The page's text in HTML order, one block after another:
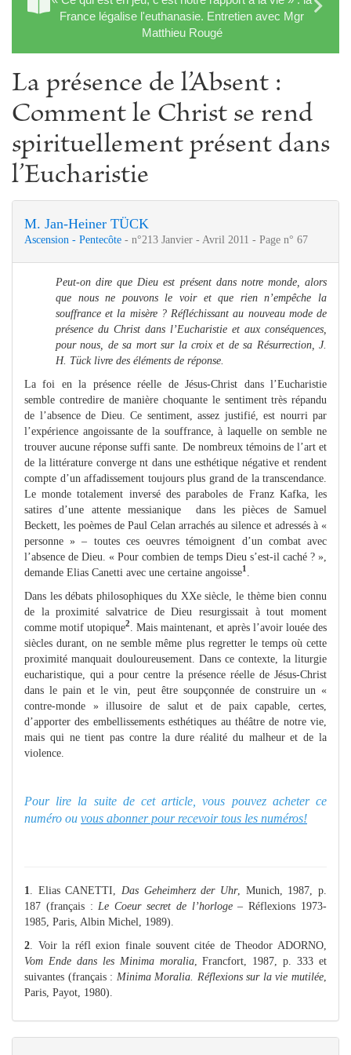
France légalise l'euthanasie. Entretien avec Mgr
Matthieu Rougé
La présence de l’Absent :
Comment le Christ se rend
spirituellement présent dans
l’Eucharistie
M. Jan-Heiner TÜCK
Ascension - Pentecôte - n°213 Janvier - Avril 2011 - Page n° 67
Peut-on dire que Dieu est présent dans notre monde, alors
que nous ne pouvons le voir et que rien n’empêche la
souffrance et la misère ? Réfléchissant au nouveau mode de
présence du Christ dans l’Eucharistie et aux conséquences,
pour nous, de sa mort sur la croix et de sa Résurrection, J.
H. Tück livre des éléments de réponse.
La foi en la présence réelle de Jésus-Christ dans l’Eucharistie
semble contredire de manière choquante le sentiment très répandu
de l’absence de Dieu. Ce sentiment, assez justifié, est nourri par
l’expérience angoissante de la souffrance, à laquelle on semble ne
trouver aucune réponse suffi sante. De nombreux témoins de l’art et
de la littérature converge nt dans une esthétique négative et rendent
compte d’un affadissement toujours plus grand de la transcendance.
Le monde totalement inversé des paraboles de Franz Kafka, les
satires d’une attente messianique dans les pièces de Samuel
Beckett, les poèmes de Paul Celan arrachés au silence et adressés à «
personne » – toutes ces oeuvres témoignent d’un combat avec
l’absence de Dieu. « Pour combien de temps Dieu s’est-il caché ? »,
demande Elias Canetti avec une certaine angoisse1
Dans les débats philosophiques du XXe siècle, le thème bien connu
de la proximité salvatrice de Dieu resurgissait à tout moment
comme motif utopique2
. Mais maintenant, et après l’avoir louée des
siècles durant, on ne semble même plus regretter le temps où cette
proximité manquait douloureusement. Dans ce contexte, la liturgie
eucharistique, qui a pour centre la présence réelle de Jésus-Christ
dans le pain et le vin, peut être soupçonnée de construire un «
contre-monde » illusoire de salut et de paix capable, certes,
d’apporter des embellissements esthétiques au théâtre de notre vie,
mais qui ne tient pas contre la dure réalité du malheur et de la
violence.
Pour lire la suite de cet article, vous pouvez acheter ce
numéro ou vous abonner pour recevoir tous les numéros!
1 . Elias CANETTI, Das Geheimherz der Uhr, Munich, 1987, p.
187 (français : Le Coeur secret de l’horloge– Réflexions 1973-
1985, Paris, Albin Michel, 1989).
2 . Voir la réfl exion finale souvent citée de Theodor ADORNO,
Vom Ende dans les Minima moralia, Francfort, 1987, p. 333 et
suivantes (français : Minima Moralia. Réflexions sur la vie mutilée
Paris, Payot, 1980).